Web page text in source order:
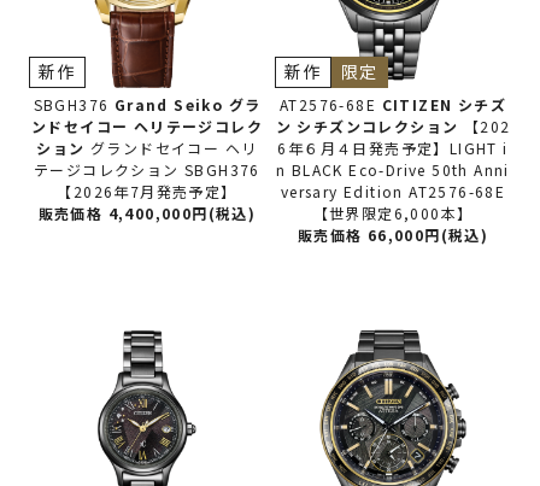
SBGH376 Grand Seiko グラ
ンドセイコー ヘリテージコレク
ション グランドセイコー ヘリ
テージコレクション SBGH376
【2026年7月発売予定】
新作
販売価格 4,400,000円(税込)
AT2576-68E CITIZEN シチズ
ン シチズンコレクション
【202
6年６月４日発売予定】LIGHT i
n BLACK Eco-Drive 50th Anni
versary Edition AT2576-68E
【世界限定6,000本】
新作 限定
販売価格 66,000円(税込)